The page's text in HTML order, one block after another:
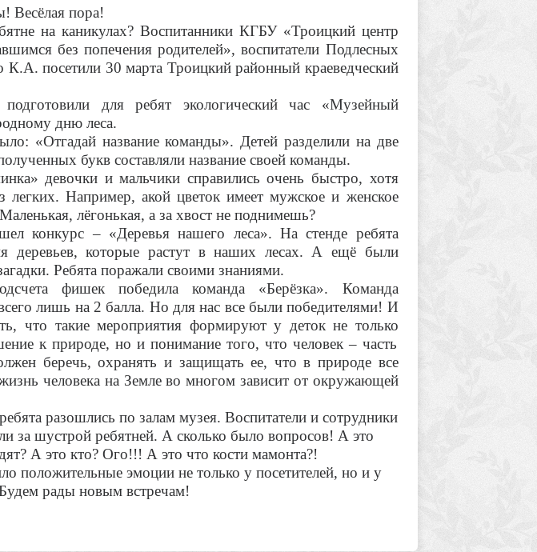
Весёлая пора!
на каникулах? Воспитанники КГБУ «Троицкий центр
без попечения родителей», воспитатели Подлесных
посетили 30 марта Троицкий районный краеведческий
для ребят экологический час «Музейный
дню леса.
«Отгадай название команды». Детей разделили на две
букв составляли название своей команды.
девочки и мальчики справились очень быстро, хотя
Например, акой цветок имеет мужское и женское
лёгонькая, а за хвост не поднимешь?
конкурс – «Деревья нашего леса». На стенде ребята
деревьев, которые растут в наших лесах. А ещё были
Ребята поражали своими знаниями.
фишек победила команда «Берёзка». Команда
лишь на 2 балла. Но для нас все были победителями! И
что такие мероприятия формируют у деток не только
к природе, но и понимание того, что человек – часть
беречь, охранять и защищать ее, что в природе все
человека на Земле во многом зависит от окружающей
разошлись по залам музея. Воспитатели и сотрудники
за шустрой ребятней. А сколько было вопросов! А это
А это кто? Ого!!! А это что кости мамонта?!
положительные эмоции не только у посетителей, но и у
Будем рады новым встречам!